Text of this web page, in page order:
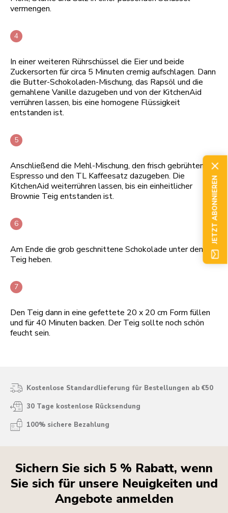
vermengen.
In einer weiteren Rührschüssel die Eier und beide
Zuckersorten für circa 5 Minuten cremig aufschlagen. Dann
die Butter-Schokoladen-Mischung, das Rapsöl und die
gemahlene Vanille dazugeben und von der KitchenAid
verrühren lassen, bis eine homogene Flüssigkeit
entstanden ist.
Anschließend die Mehl-Mischung, den frisch gebrühten
Espresso und den TL Kaffeesatz dazugeben. Die
KitchenAid weiterrühren lassen, bis ein einheitlicher
Brownie Teig entstanden ist.
Am Ende die grob geschnittene Schokolade unter den
Teig heben.
Den Teig dann in eine gefettete 20 x 20 cm Form füllen
und für 40 Minuten backen. Der Teig sollte noch schön
feucht sein.
Kostenlose Standardlieferung für Bestellungen ab €50
30 Tage kostenlose Rücksendung
100% sichere Bezahlung
Sichern Sie sich 5 % Rabatt, wenn
Sie sich für unsere Neuigkeiten und
Angebote anmelden
JETZT ABONNIEREN